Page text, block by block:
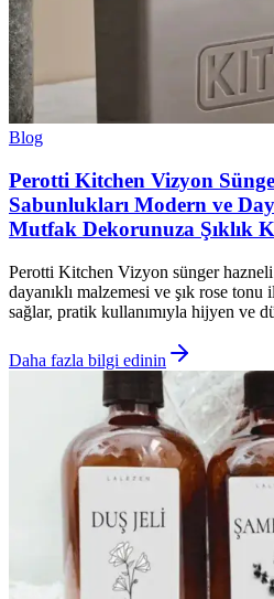
Blog
Perotti Kitchen Vizyon
Sabunlukları Modern ve
Mutfak Dekorunuza Şıklık
Perotti Kitchen Vizyon sünger hazneli
dayanıklı malzemesi ve şık rose
sağlar, pratik kullanımıyla hijyen ve
Daha fazla bilgi edinin